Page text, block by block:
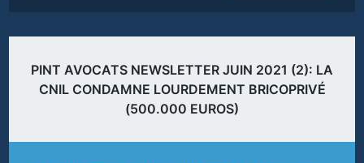
PINT AVOCATS NEWSLETTER JUIN 2021 (2): LA
CNIL CONDAMNE LOURDEMENT BRICOPRIVÉ
(500.000 EUROS)